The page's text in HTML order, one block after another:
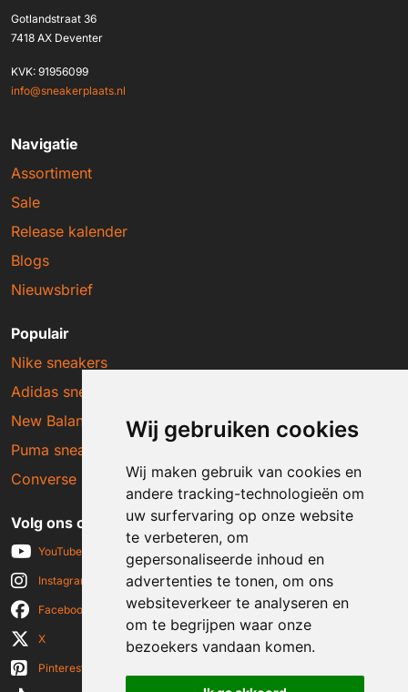
Wij gebruiken cookies
Wij maken gebruik van cookies en
andere tracking-technologieën om
uw surfervaring op onze website
te verbeteren, om
gepersonaliseerde inhoud en
advertenties te tonen, om ons
websiteverkeer te analyseren en
om te begrijpen waar onze
bezoekers vandaan komen.
Gotlandstraat 36
7418 AX Deventer
KVK: 91956099
info@sneakerplaats.nl
Navigatie
Assortiment
Sale
Release kalender
Blogs
Nieuwsbrief
Populair
Nike sneakers
Adidas sneakers
New Balance sneakers
Puma sneakers
Converse sneakers
Volg ons op social media
YouTube
Instagram
Facebook
X
Pinterest